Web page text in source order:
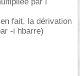
fait, la dérivation
-i hbarre)